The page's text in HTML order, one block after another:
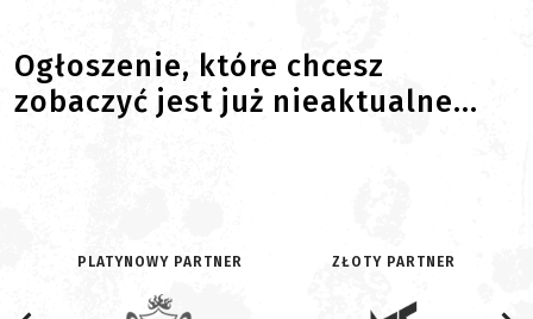
Ogłoszenie, które chcesz
zobaczyć jest już nieaktualne...
PLATYNOWY PARTNER ZŁOTY PARTNER